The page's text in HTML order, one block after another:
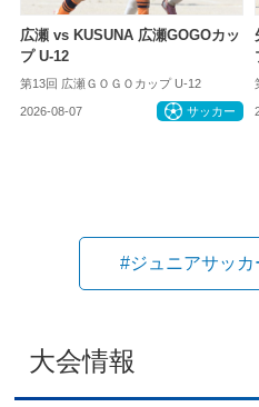
広瀬 vs KUSUNA 広瀬GOGOカッ
プ U-12
第13回 広瀬ＧＯＧＯカップ U-12
2026-08-07 サッカー
#ジュニアサッ
大会情報